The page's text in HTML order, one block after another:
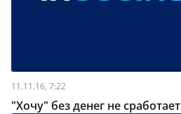
11.11.16, 7:22
"Хочу" без денег не сработает